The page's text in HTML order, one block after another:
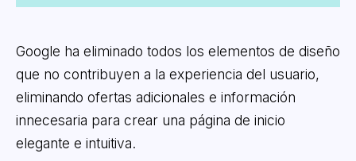
Google ha eliminado todos los elementos de diseño
que no contribuyen a la experiencia del usuario,
eliminando ofertas adicionales e información
innecesaria para crear una página de inicio
elegante e intuitiva.